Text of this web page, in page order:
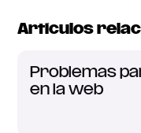
Artículos
Problemas
en la web